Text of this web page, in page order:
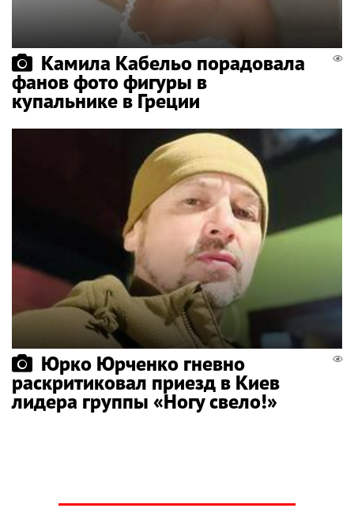
Камила Кабельо порадовала
фанов фото фигуры в
купальнике в Греции
Юрко Юрченко гневно
раскритиковал приезд в Киев
лидера группы «Ногу свело!»